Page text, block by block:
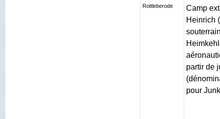
Rottleberode
Camp
Heinrich
partir de
pour